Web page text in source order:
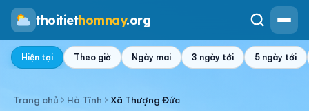
thoitiethomnay.org
Hiện tại Theo giờ Ngày mai 3 ngày tới 5 ngày tới
Trang chủ Hà Tĩnh Xã Thượng Đức